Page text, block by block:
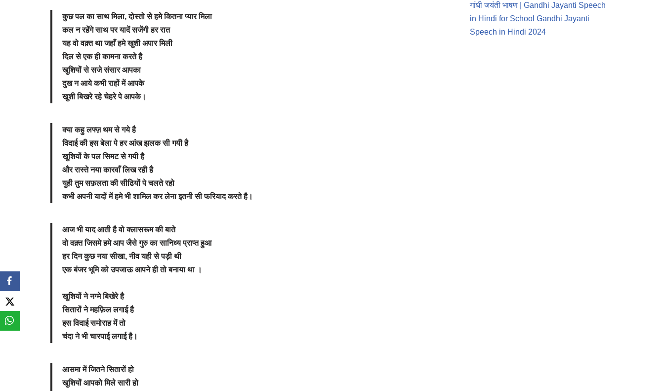
कुछ पल का साथ मिला, दोस्तो से हमे कितना प्यार मिला
कल न रहेंगे साथ पर यादें सजेंगी हर रात
यह वो वक़्त था जहाँ हमे खुशी अपार मिली
दिल से एक ही कामना करते है
खुशियों से सजे संसार आपका
दुख न आये कभी राहों में आपके
खुशी बिखरे रहे चेहरे पे आपके।
क्या कहु लफ्ज़ थम से गये है
विदाई की इस बेला पे हर आंख झलक सी गयी है
खुशियों के पल सिमट से गयी है
और रास्ते नया कारवाँ लिख रही है
युही तुम सफ़लता की सीढियों पे चलते रहो
कभी अपनी यादों में हमे भी शामिल कर लेना इतनी सी फरियाद करते है।
आज भी याद आती है वो क्लासरूम की बाते
वो वक़्त जिसमे हमे आप जैसे गुरु का सानिध्य प्राप्त हुआ
हर दिन कुछ नया सीखा, नीव यही से पड़ी थी
एक बंजर भूमि को उपजाऊ आपने ही तो बनाया था ।
खुशियों ने नग्मे बिखेरे है
सितारों ने महफ़िल लगाई है
इस विदाई समोराह में तो
चंदा ने भी चारपाई लगाई है।
आसमा में जितने सितारों हो
खुशियों आपको मिले सारी हो
गांधी जयंती भाषण | Gandhi Jayanti Speech
in Hindi for School Gandhi Jayanti
Speech in Hindi 2024